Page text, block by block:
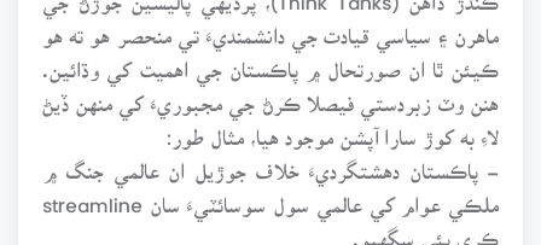
ماهرن ۽ سياسي قيادت جي دانشمنديءَ تي منحصر هو ته هو
ڪيئن ٿا ان صورتحال ۾ پاڪستان جي اهميت کي وڌائين.
هنن وٽ زبردستي فيصلا ڪرڻ جي مجبوريءَ کي منهن ڏيڻ
لاءِ به کوڙ سارا آپشن موجود هيا، مثال طور:
- پاڪستان دهشتگرديءَ خلاف جوڙيل ان عالمي جنگ ۾
ڪري پئي سگهيو.